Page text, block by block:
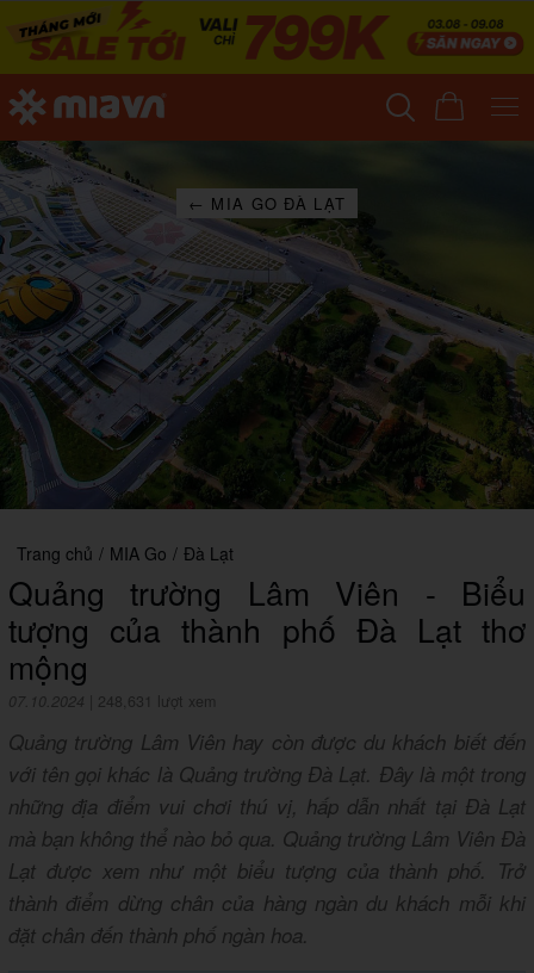
← MIA GO ĐÀ LẠT
Trang chủ / MIA Go / Đà Lạt
Quảng trường Lâm Viên - Biểu
tượng của thành phố Đà Lạt thơ
mộng
07.10.2024 248,631 lượt xem
Quảng trường Lâm Viên hay còn được du khách biết đến
với tên gọi khác là Quảng trường Đà Lạt. Đây là một trong
những địa điểm vui chơi thú vị, hấp dẫn nhất tại Đà Lạt
mà bạn không thể nào bỏ qua. Quảng trường Lâm Viên Đà
Lạt được xem như một biểu tượng của thành phố. Trở
thành điểm dừng chân của hàng ngàn du khách mỗi khi
đặt chân đến thành phố ngàn hoa.